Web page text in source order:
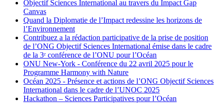
Objectif Sciences International au travers du Impact Gap
Canvas
Quand la Diplomatie de l’Impact redessine les horizons de
l’Environnement
Contribuez a la rédaction participative de la prise de position
de l’ONG Objectif Sciences International émise dans le cadre
de la 3ᵉ conférence de l’ONU pour l’Océan
ONU New-York - Conférence du 22 avril 2025 pour le
Programme Harmony with Nature
Océan 2025 - Présence et actions de l’ONG Objectif Sciences
International dans le cadre de l’UNOC 2025
Hackathon – Sciences Participatives pour l’Océan